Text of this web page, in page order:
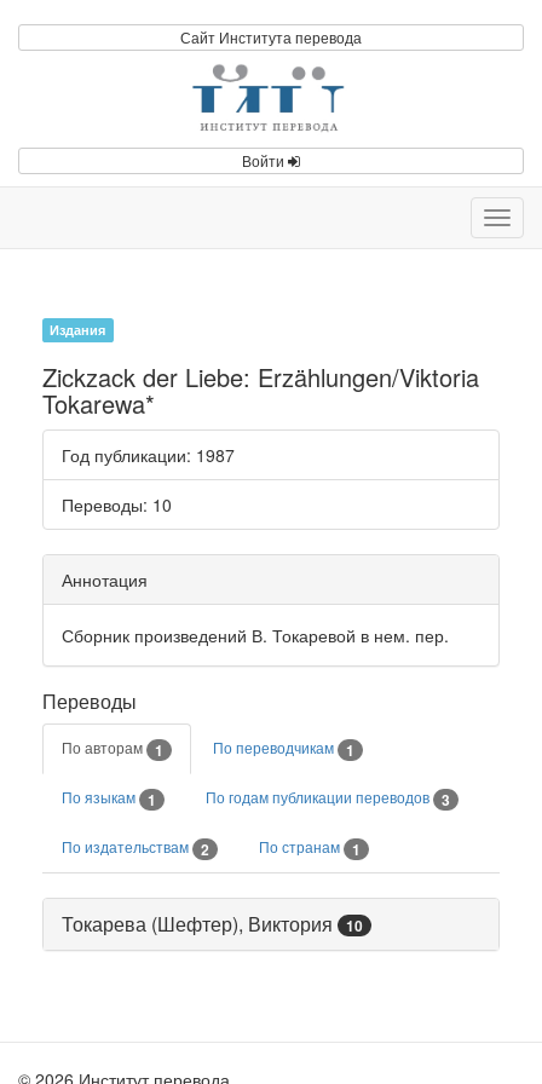
Сайт Института перевода
Войти
Издания
Zickzack der Liebe: Erzählungen/Viktoria
Tokarewa*
Год публикации: 1987
Переводы: 10
Аннотация
Сборник произведений В. Токаревой в нем. пер.
Переводы
По авторам 1 По переводчикам 1
По языкам 1 По годам публикации переводов 3
По издательствам 2 По странам 1
Токарева (Шефтер), Виктория 10
© 2026 Институт перевода